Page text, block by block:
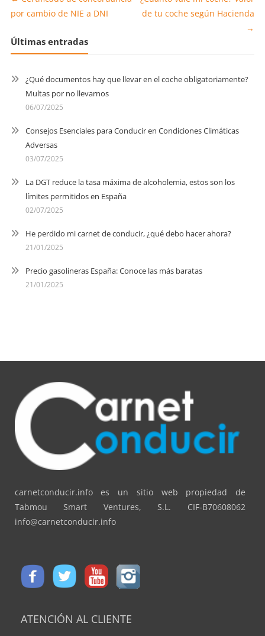
por cambio de NIE a DNI
de tu coche según Hacienda
→
Últimas entradas
¿Qué documentos hay que llevar en el coche obligatoriamente?
Multas por no llevarnos
06/07/2025
Consejos Esenciales para Conducir en Condiciones Climáticas
Adversas
03/07/2025
La DGT reduce la tasa máxima de alcoholemia, estos son los
límites permitidos en España
02/07/2025
He perdido mi carnet de conducir, ¿qué debo hacer ahora?
21/01/2025
Precio gasolineras España: Conoce las más baratas
21/01/2025
carnetconducir.info es un sitio web propiedad de
Tabmou Smart Ventures, S.L. CIF-B70608062
info@carnetconducir.info
ATENCIÓN AL CLIENTE